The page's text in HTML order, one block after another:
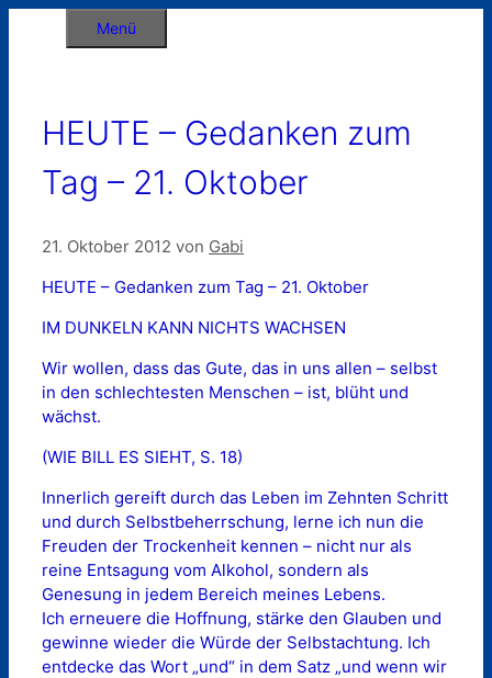
Menü
HEUTE – Gedanken zum
Tag – 21. Oktober
21. Oktober 2012 von Gabi
HEUTE – Gedanken zum Tag – 21. Oktober
IM DUNKELN KANN NICHTS WACHSEN
Wir wollen, dass das Gute, das in uns allen – selbst
in den schlechtesten Menschen – ist, blüht und
wächst.
(WIE BILL ES SIEHT, S. 18)
Innerlich gereift durch das Leben im Zehnten Schritt
und durch Selbstbeherrschung, lerne ich nun die
Freuden der Trockenheit kennen – nicht nur als
reine Entsagung vom Alkohol, sondern als
Genesung in jedem Bereich meines Lebens.
Ich erneuere die Hoffnung, stärke den Glauben und
gewinne wieder die Würde der Selbstachtung. Ich
entdecke das Wort „und“ in dem Satz „und wenn wir